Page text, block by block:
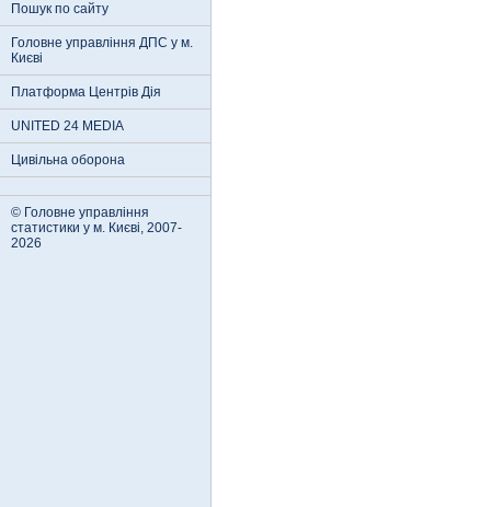
Пошук по сайту
Головне управління ДПС у м.
Києві
Платформа Центрів Дія
UNITED 24 MEDIA
Цивільна оборона
© Головне управління
статистики у м. Києві, 2007-
2026